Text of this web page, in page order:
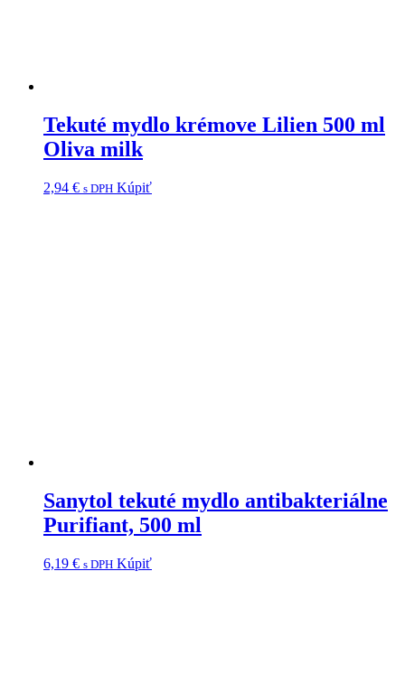
Tekuté mydlo krémove Lilien 500 ml
Oliva milk
2,94 € s DPH Kúpiť
Sanytol tekuté mydlo antibakteriálne
Purifiant, 500 ml
6,19 € s DPH Kúpiť